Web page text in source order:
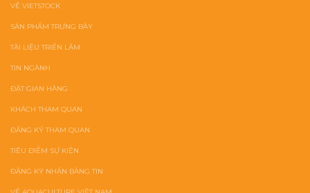
VỀ VIETSTOCK
SẢN PHẨM TRƯNG BÀY
TÀI LIỆU TRIỂN LÃM
TIN NGÀNH
ĐẶT GIAN HÀNG
KHÁCH THAM QUAN
ĐĂNG KÝ THAM QUAN
TIÊU ĐIỂM SỰ KIỆN
ĐĂNG KÝ NHẬN BẢNG TIN